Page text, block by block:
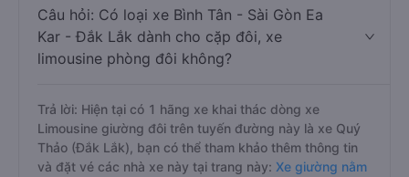
Câu hỏi: Có loại xe Bình Tân - Sài Gòn Ea
Kar - Đắk Lắk dành cho cặp đôi, xe
limousine phòng đôi không?
Trả lời: Hiện tại có 1 hãng xe khai thác dòng xe
Limousine giường đôi trên tuyến đường này là xe Quý
Thảo (Đắk Lắk), bạn có thể tham khảo thêm thông tin
và đặt vé các nhà xe này tại trang này: Xe giường nằm